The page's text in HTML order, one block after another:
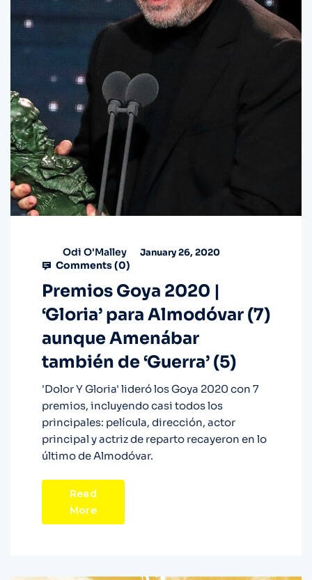
Odi O'Malley January 26, 2020
Comments (0)
Premios Goya 2020 |
‘Gloria’ para Almodóvar (7)
aunque Amenábar
también de ‘Guerra’ (5)
'Dolor Y Gloria' lideró los Goya 2020 con 7
premios, incluyendo casi todos los
principales: película, dirección, actor
principal y actriz de reparto recayeron en lo
último de Almodóvar.
Read
More